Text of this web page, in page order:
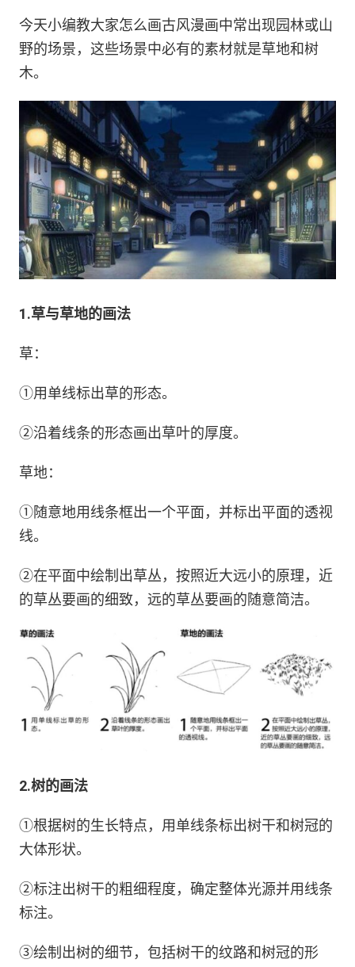
今天小编教大家怎么画古风漫画中常出现园林或山
野的场景，这些场景中必有的素材就是草地和树
木。
1.草与草地的画法
草：
①用单线标出草的形态。
②沿着线条的形态画出草叶的厚度。
草地：
①随意地用线条框出一个平面，并标出平面的透视
线。
②在平面中绘制出草丛，按照近大远小的原理，近
的草丛要画的细致，远的草丛要画的随意简洁。
2.树的画法
①根据树的生长特点，用单线条标出树干和树冠的
大体形状。
②标注出树干的粗细程度，确定整体光源并用线条
标注。
③绘制出树的细节，包括树干的纹路和树冠的形